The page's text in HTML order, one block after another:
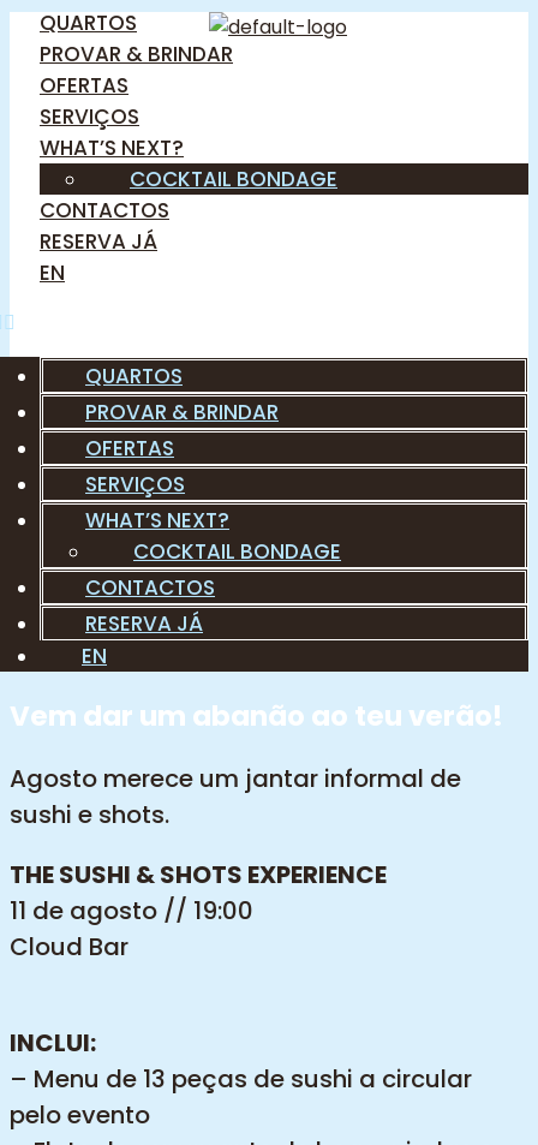
QUARTOS
PROVAR & BRINDAR
OFERTAS
SERVIÇOS
WHAT’S NEXT?
COCKTAIL BONDAGE
CONTACTOS
RESERVA JÁ
EN
QUARTOS
PROVAR & BRINDAR
OFERTAS
SERVIÇOS
WHAT’S NEXT?
COCKTAIL BONDAGE
CONTACTOS
RESERVA JÁ
EN
Vem dar um abanão ao teu verão!
Agosto merece um jantar informal de
sushi e shots.
THE SUSHI & SHOTS EXPERIENCE
11 de agosto // 19:00
Cloud Bar
INCLUI:
– Menu de 13 peças de sushi a circular
pelo evento